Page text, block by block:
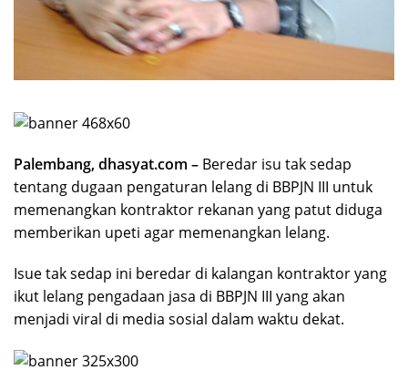
Palembang, dhasyat.com – Beredar isu tak sedap
tentang dugaan pengaturan lelang di BBPJN III untuk
memenangkan kontraktor rekanan yang patut diduga
memberikan upeti agar memenangkan lelang.
Isue tak sedap ini beredar di kalangan kontraktor yang
ikut lelang pengadaan jasa di BBPJN III yang akan
menjadi viral di media sosial dalam waktu dekat.